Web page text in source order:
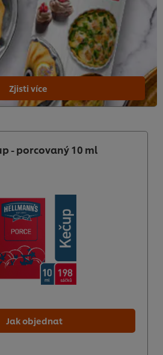
Zjisti více
- porcovaný 10 ml
Jak objednat